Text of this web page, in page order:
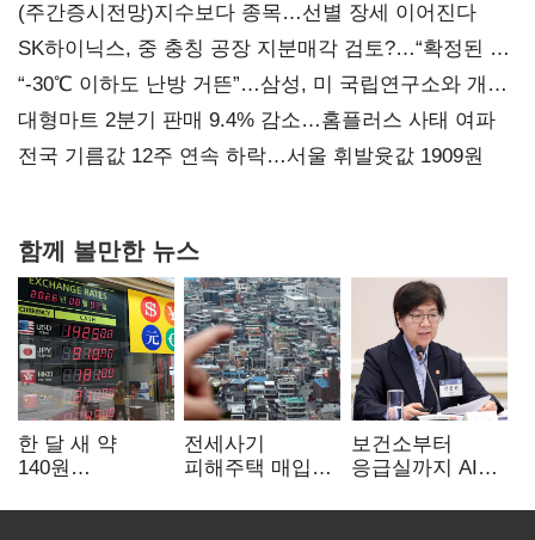
(주간증시전망)지수보다 종목…선별 장세 이어진다
SK하이닉스, 중 충칭 공장 지분매각 검토?…“확정된 바
없어”
“-30℃ 이하도 난방 거뜬”…삼성, 미 국립연구소와 개발
협력
대형마트 2분기 판매 9.4% 감소…홈플러스 사태 여파
전국 기름값 12주 연속 하락…서울 휘발윳값 1909원
함께 볼만한 뉴스
한 달 새 약
140원
엔저'에 원화
전세사기
피해주택 매입
누적 피해자
보건소부터
응급실까지 AI
혁신 본격화